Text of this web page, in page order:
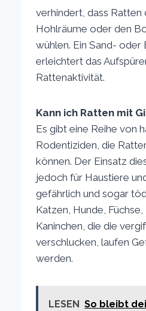
verhindert, dass Ratten
Hohlräume oder den
wühlen. Ein Sand-
erleichtert das
Rattenaktivität.
Kann ich Ratten mit
Es gibt eine Reihe von
Rodentiziden, die
können. Der Einsatz
jedoch für Haustiere
gefährlich und sogar
Katzen, Hunde,
Kaninchen, die die
verschlucken, laufen
werden.
LESEN So bleibt